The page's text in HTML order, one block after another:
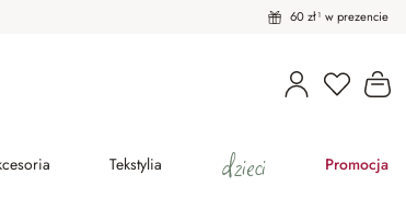
60 zł¹ w prezencie
Masz
Tekstylia dzieci Promocja